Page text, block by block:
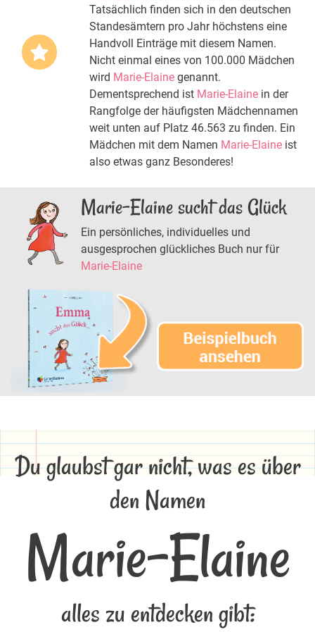
Tatsächlich finden sich in den deutschen
Standesämtern pro Jahr höchstens eine
Handvoll Einträge mit diesem Namen.
Nicht einmal eines von 100.000 Mädchen
wird Marie-Elaine genannt.
Dementsprechend ist Marie-Elaine in der
Rangfolge der häufigsten Mädchennamen
weit unten auf Platz 46.563 zu finden. Ein
Mädchen mit dem Namen Marie-Elaine ist
also etwas ganz Besonderes!
Marie-Elaine sucht das Glück
Ein persönliches, individuelles und
ausgesprochen glückliches Buch nur für
Marie-Elaine
Du glaubst gar nicht, was es über
den Namen
Marie-Elaine
alles zu entdecken gibt: